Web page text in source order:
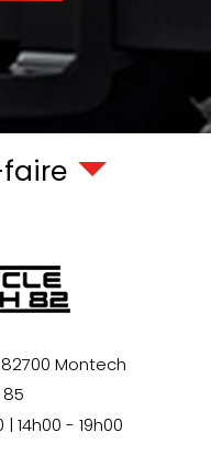
82700 Montech
14h00 - 19h00